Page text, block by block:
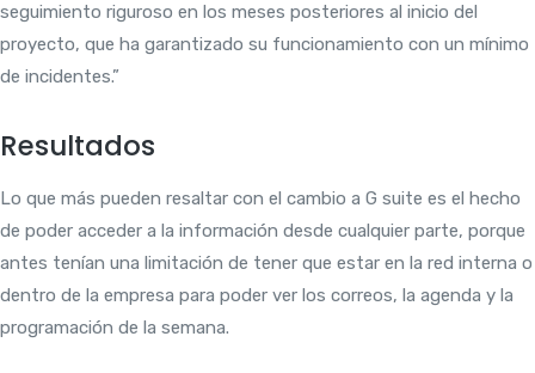
seguimiento riguroso en los meses posteriores al inicio del
proyecto, que ha garantizado su funcionamiento con un mínimo
de incidentes.”
Resultados
Lo que más pueden resaltar con el cambio a G suite es el hecho
de poder acceder a la información desde cualquier parte, porque
antes tenían una limitación de tener que estar en la red interna o
dentro de la empresa para poder ver los correos, la agenda y la
programación de la semana.